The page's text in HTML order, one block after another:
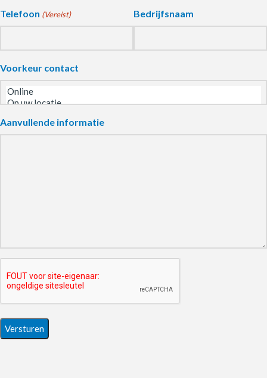
Telefoon (Vereist) Bedrijfsnaam
Voorkeur contact
Aanvullende informatie